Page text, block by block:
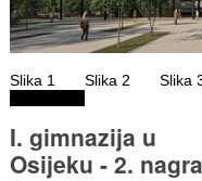
Slika 1 Slika 2 Slika
I. gimnazija u
Osijeku - 2.